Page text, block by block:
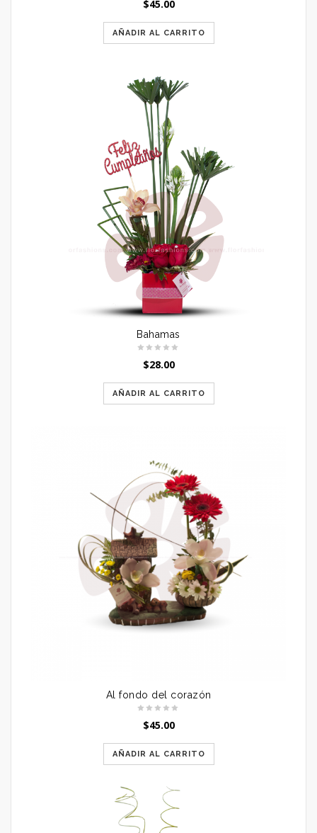
$45.00
AÑADIR AL CARRITO
Bahamas
$28.00
AÑADIR AL CARRITO
Al fondo del corazón
$45.00
AÑADIR AL CARRITO